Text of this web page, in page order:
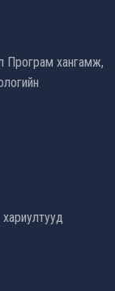
Програм хангамж,